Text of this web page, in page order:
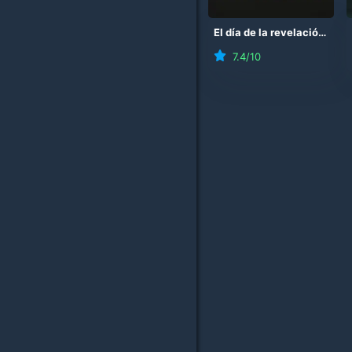
El día de la revelación
7.4/10